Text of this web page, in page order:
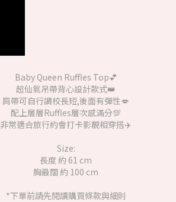
Baby Queen Ruffles Top💕
超仙氣吊帶背心設計款式👑
肩帶可自行調校長短,後面有彈性💋
配上層層Ruffles層次感滿分💯
非常適合旅行約會打卡影靚相穿搭✈️
Size:
長度 約 61 cm
胸最闊 約 100 cm
*下單前請先閱讀購買條款與細則